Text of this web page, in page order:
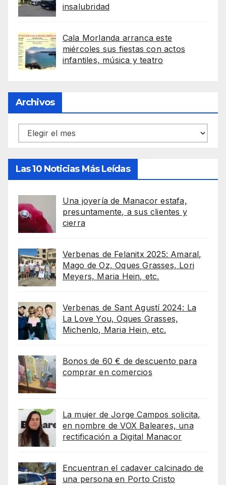
insalubridad
Cala Morlanda arranca este
miércoles sus fiestas con actos
infantiles, música y teatro
Archivos
Archivos
Las 10 Noticias Más Leídas
Una joyería de Manacor estafa,
presuntamente, a sus clientes y
cierra
Verbenas de Felanitx 2025: Amaral,
Mago de Oz, Oques Grasses, Lori
Meyers, Maria Hein, etc.
Verbenas de Sant Agustí 2024: La
La Love You, Oques Grasses,
Michenlo, Maria Hein, etc.
Bonos de 60 € de descuento para
comprar en comercios
La mujer de Jorge Campos solicita,
en nombre de VOX Baleares, una
rectificación a Digital Manacor
Encuentran el cadaver calcinado de
una persona en Porto Cristo